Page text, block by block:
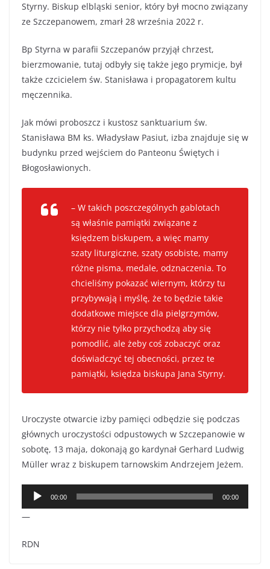
Styrny. Biskup elbląski senior, który był mocno związany
ze Szczepanowem, zmarł 28 września 2022 r.
Bp Styrna w parafii Szczepanów przyjął chrzest,
bierzmowanie, tutaj odbyły się także jego prymicje, był
także czcicielem św. Stanisława i propagatorem kultu
męczennika.
Jak mówi proboszcz i kustosz sanktuarium św.
Stanisława BM ks. Władysław Pasiut, izba znajduje się w
budynku przed wejściem do Panteonu Świętych i
Błogosławionych.
– W takich poszczególnych gablotach
są właśnie pamiątki związane z
księdzem biskupem, a więc mamy
szaty liturgiczne, szaty osobiste, mamy
różne pisma, medale, odznaczenia. To
chcieliśmy pokazać wiernym, którzy tu
przybywają i myślę, że to będzie takie
dodatkowe miejsce dla pielgrzymów,
którzy nie tylko przychodzą aby się
pomodlić, ale żeby coś zobaczyć oraz
doświadczyć tej obecności, przez te
pamiątki, księdza biskupa Jana Styrny.
Uroczyste otwarcie izby pamięci odbędzie się podczas
głównych uroczystości odpustowych w Szczepanowie w
sobotę, 13 maja, dokonają go kardynał Gerhard Ludwig
Müller wraz z biskupem tarnowskim Andrzejem Jeżem.
Odtwarzacz
plików
00:00 00:00
—
RDN